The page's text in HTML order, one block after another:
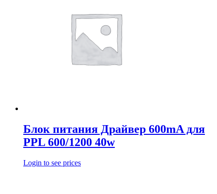
Блок питания Драйвер 600mA для
PPL 600/1200 40w
Login to see prices